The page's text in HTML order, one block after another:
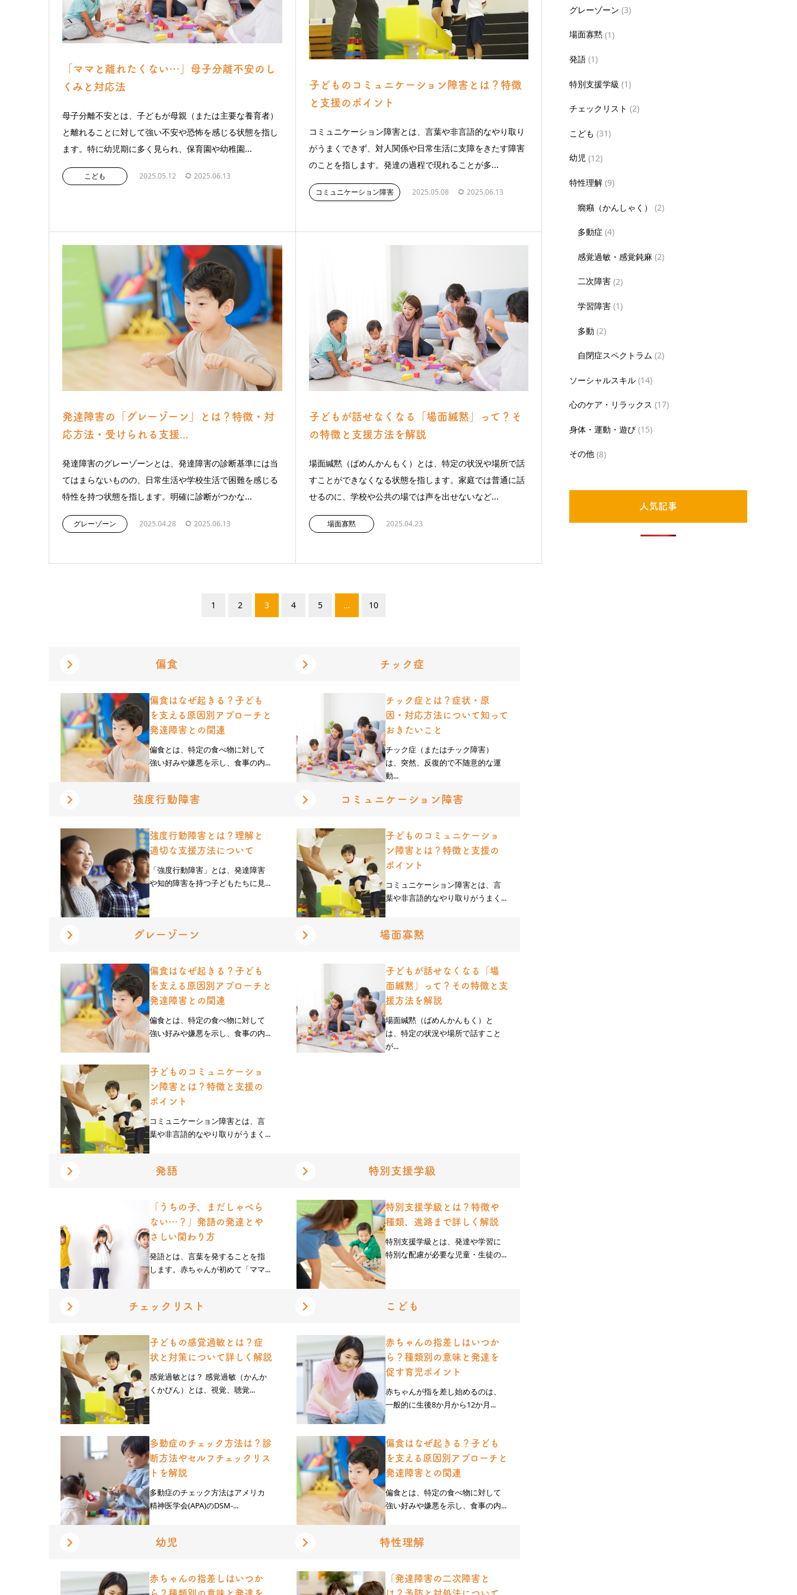
「ママと離れたくない…」母子分離不安のし
くみと対応法
母子分離不安とは、子どもが母親（または主要な養育者）
と離れることに対して強い不安や恐怖を感じる状態を指し
ます。特に幼児期に多く見られ、保育園や幼稚園...
こども 2025.05.12 2025.06.13
子どものコミュニケーション障害とは？特徴
と支援のポイント
コミュニケーション障害とは、言葉や非言語的なやり取り
がうまくできず、対人関係や日常生活に支障をきたす障害
のことを指します。発達の過程で現れることが多...
コミュニケーション障害 2025.05.08 2025.06.13
発達障害の「グレーゾーン」とは？特徴・対
応方法・受けられる支援...
発達障害のグレーゾーンとは、発達障害の診断基準には当
てはまらないものの、日常生活や学校生活で困難を感じる
特性を持つ状態を指します。明確に診断がつかな...
グレーゾーン 2025.04.28 2025.06.13
子どもが話せなくなる「場面緘黙」って？そ
の特徴と支援方法を解説
場面緘黙（ばめんかんもく）とは、特定の状況や場所で話
すことができなくなる状態を指します。家庭では普通に話
せるのに、学校や公共の場では声を出せないなど...
場面寡黙 2025.04.23
1 2 3 4 5 … 10
偏食
偏食はなぜ起きる？子ども
を支える原因別アプローチと
発達障害との関連
偏食とは、特定の食べ物に対して
強い好みや嫌悪を示し、食事の内...
チック症
チック症とは？症状・原
因・対応方法について知って
おきたいこと
チック症（またはチック障害）
は、突然、反復的で不随意的な運
動...
強度行動障害
強度行動障害とは？理解と
適切な支援方法について
「強度行動障害」とは、発達障害
や知的障害を持つ子どもたちに見...
コミュニケーション障害
子どものコミュニケーショ
ン障害とは？特徴と支援の
ポイント
コミュニケーション障害とは、言
葉や非言語的なやり取りがうまく...
グレーゾーン
偏食はなぜ起きる？子ども
を支える原因別アプローチと
発達障害との関連
偏食とは、特定の食べ物に対して
強い好みや嫌悪を示し、食事の内...
子どものコミュニケーショ
ン障害とは？特徴と支援の
ポイント
コミュニケーション障害とは、言
葉や非言語的なやり取りがうまく...
場面寡黙
子どもが話せなくなる「場
面緘黙」って？その特徴と支
援方法を解説
場面緘黙（ばめんかんもく）と
は、特定の状況や場所で話すこと
が...
発語
「うちの子、まだしゃべら
ない…？」発語の発達とや
さしい関わり方
発語とは、言葉を発することを指
します。赤ちゃんが初めて「ママ...
特別支援学級
特別支援学級とは？特徴や
種類、進路まで詳しく解説
特別支援学級とは、発達や学習に
特別な配慮が必要な児童・生徒の...
チェックリスト
子どもの感覚過敏とは？症
状と対策について詳しく解説
感覚過敏とは？ 感覚過敏（かんか
くかびん）とは、視覚、聴覚...
多動症のチェック方法は？診
断方法やセルフチェックリス
トを解説
多動症のチェック方法はアメリカ
精神医学会(APA)のDSM-...
こども
赤ちゃんの指差しはいつか
ら？種類別の意味と発達を
促す育児ポイント
赤ちゃんが指を差し始めるのは、
一般的に生後8か月から12か月...
偏食はなぜ起きる？子ども
を支える原因別アプローチと
発達障害との関連
偏食とは、特定の食べ物に対して
強い好みや嫌悪を示し、食事の内...
幼児
赤ちゃんの指差しはいつか
特性理解
「発達障害の二次障害と
グレーゾーン (3)
場面寡黙 (1)
発語 (1)
特別支援学級 (1)
チェックリスト (2)
こども (31)
幼児 (12)
特性理解 (9)
癇癪（かんしゃく） (2)
多動症 (4)
感覚過敏・感覚鈍麻 (2)
二次障害 (2)
学習障害 (1)
多動 (2)
自閉症スペクトラム (2)
ソーシャルスキル (14)
心のケア・リラックス (17)
身体・運動・遊び (15)
その他 (8)
人気記事